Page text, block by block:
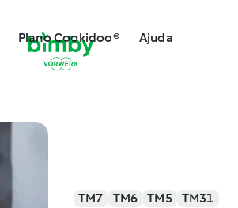
Plano Cookidoo® Ajuda
TM7 TM6 TM5 TM31